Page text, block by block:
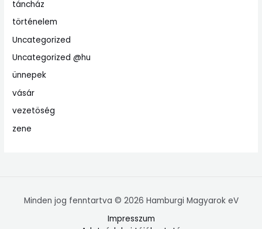
táncház
történelem
Uncategorized
Uncategorized @hu
ünnepek
vásár
vezetöség
zene
Minden jog fenntartva © 2026 Hamburgi Magyarok eV
Impresszum